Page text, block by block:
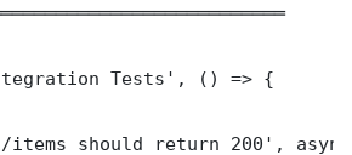
Tests', () => {
should return 200',